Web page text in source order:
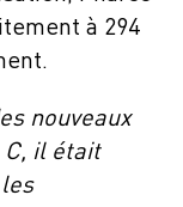
à 294
nouveaux
C, il était